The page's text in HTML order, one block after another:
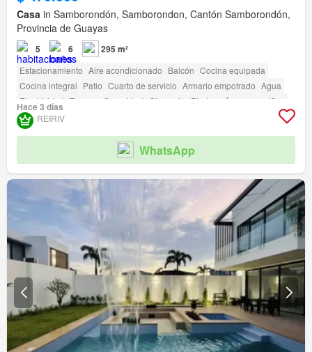
Casa in Samborondón, Samborondon, Cantón Samborondón,
Provincia de Guayas
5 6 295 m²
Estacionamiento Aire acondicionado Balcón Cocina equipada
Cocina integral Patio Cuarto de servicio Armario empotrado Agua
Electricidad Terraza Seguridad Gimnasio Piscina
Área para niños
Parrilla Garita de guardianía
Acceso para personas con discapacidad
Cancha de tenis
Hace 3 días
REIRIV
WhatsApp